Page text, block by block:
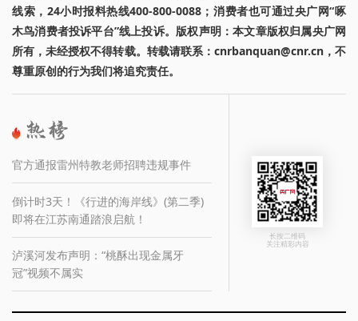
线索，24小时报料热线400-800-0088；消费者也可通过央广网“啄
木鸟消费者投诉平台”线上投诉。版权声明：本文章版权归属央广网
所有，未经授权不得转载。转载请联系：cnrbanquan@cnr.cn，不
尊重原创的行为我们将追究责任。
官方通报雷州特教老师招聘违规事件
倒计时3天！《行进的海岸线》(第二季)
即将在江苏南通踏浪启航！
泸溪河发布声明：“桃酥出现金属牙
冠”视频不属实
长按二维码
关注精彩内容